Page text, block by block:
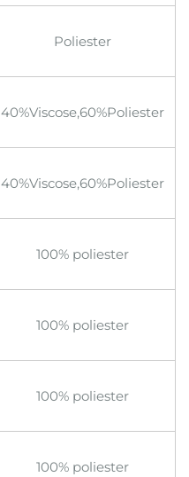
Poliester
40%Viscose,60%Poliester
40%Viscose,60%Poliester
100% poliester
100% poliester
100% poliester
100% poliester